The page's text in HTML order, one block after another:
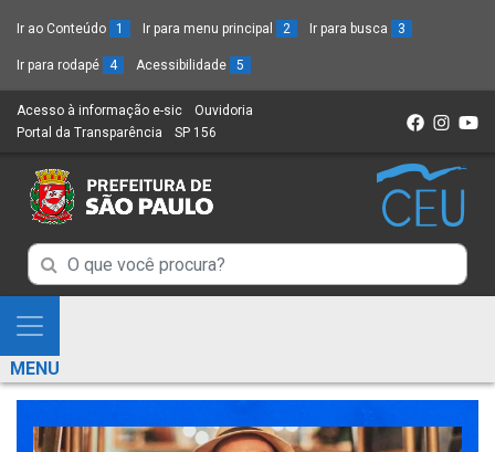
Ir ao Conteúdo 1 Ir para menu principal 2 Ir para busca 3
Ir para rodapé 4 Acessibilidade 5
Acesso à informação e-sic (Link
para
novo
sítio)
Ouvidoria
Portal da Transparência (Link
um
novo
SP 156
Campo
de
Busca
de
informações
Campo
de
de
informações
Mostra
e
Esconde
Menu
MENU